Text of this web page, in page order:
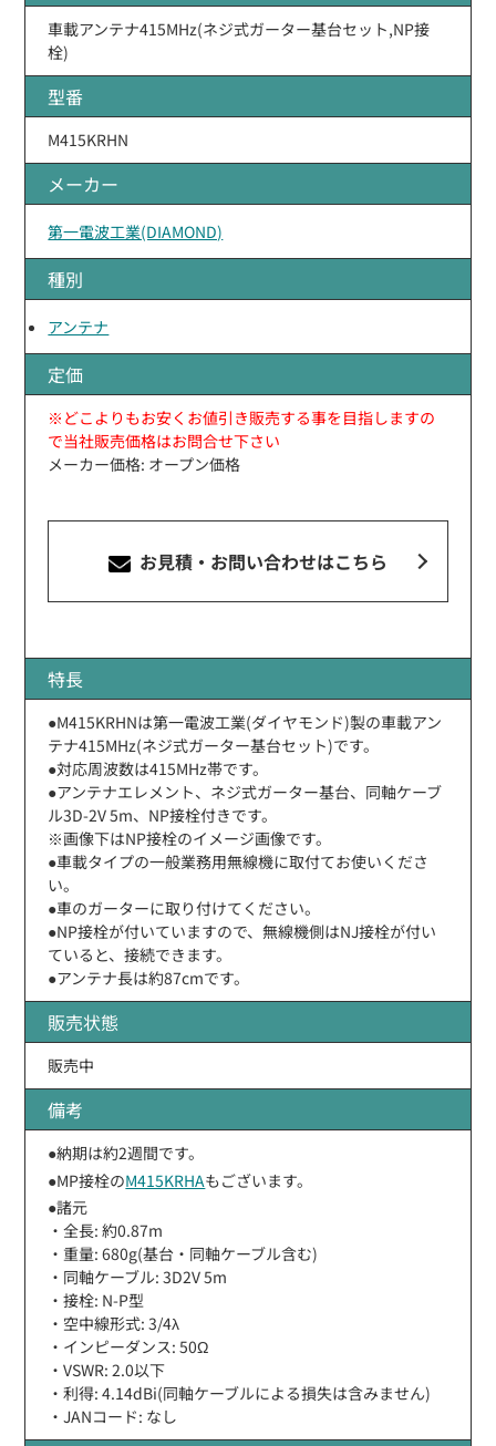
車載アンテナ415MHz(ネジ式ガーター基台セット,NP接
栓)
型番
M415KRHN
メーカー
第一電波工業(DIAMOND)
種別
アンテナ
定価
※どこよりもお安くお値引き販売する事を目指しますの
で当社販売価格はお問合せ下さい
メーカー価格: オープン価格
お見積・お問い合わせはこちら
特長
●M415KRHNは第一電波工業(ダイヤモンド)製の車載アン
テナ415MHz(ネジ式ガーター基台セット)です。
●対応周波数は415MHz帯です。
●アンテナエレメント、ネジ式ガーター基台、同軸ケーブ
ル3D-2V 5m、NP接栓付きです。
※画像下はNP接栓のイメージ画像です。
●車載タイプの一般業務用無線機に取付てお使いくださ
い。
●車のガーターに取り付けてください。
●NP接栓が付いていますので、無線機側はNJ接栓が付い
ていると、接続できます。
●アンテナ長は約87cmです。
販売状態
販売中
備考
●納期は約2週間です。
●MP接栓のM415KRHAもございます。
●諸元
・全長: 約0.87m
・重量: 680g(基台・同軸ケーブル含む)
・同軸ケーブル: 3D2V 5m
・接栓: N-P型
・空中線形式: 3/4λ
・インピーダンス: 50Ω
・VSWR: 2.0以下
・利得: 4.14dBi(同軸ケーブルによる損失は含みません)
・JANコード: なし